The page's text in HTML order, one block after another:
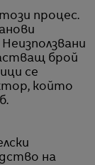
процес.
брой
се
който
на